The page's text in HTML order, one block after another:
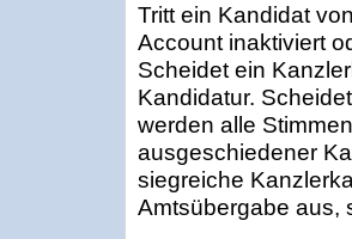
Tritt ein Kandidat
Account inaktiviert
Scheidet ein
Kandidatur.
werden alle
ausgeschiedener
siegreiche
Amtsübergabe aus,